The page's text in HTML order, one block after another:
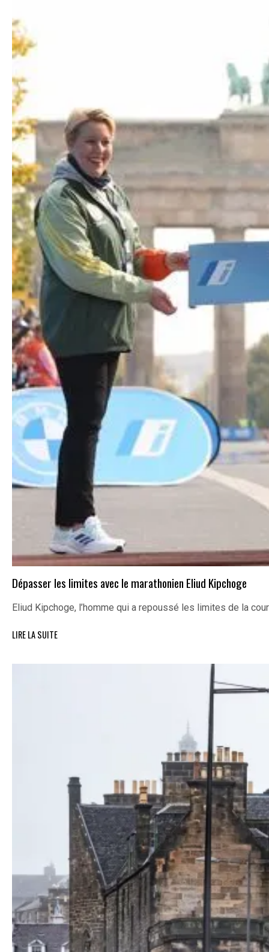
Dépasser les limites avec le marathonien Eliud Kipchoge
Eliud Kipchoge, l’homme qui a repoussé les limites de la
LIRE LA SUITE